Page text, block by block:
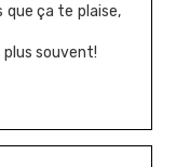
que ça te plaise,
souvent!